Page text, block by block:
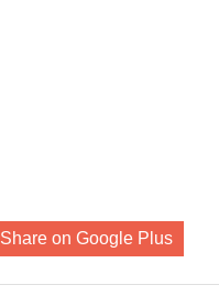
Share on Google Plus